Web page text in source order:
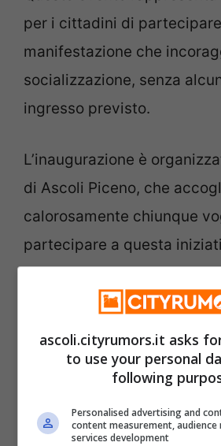
per i cittadini di
manifestazione che
socializzazione, senza
ingresso previsto.
L’inaugurazione è
di Ascoli Piceno, che
calorosamente chiunque
partecipare a questa
Si consiglia di tenere
aggiornamenti o modifiche
Categorie
Cultura & Spettacolo
Ascoli Piceno,
ascoli.cityrumors.it asks
to use your personal
following
Personalised advertising and
content measurement, audience
services development